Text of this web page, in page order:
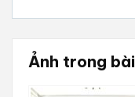
Ảnh trong bài